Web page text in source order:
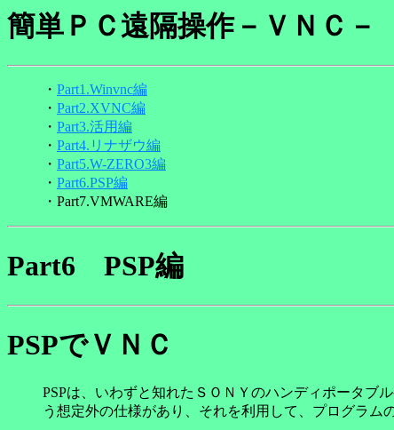
簡単ＰＣ遠隔操作－ＶＮ
・ Part1.Winvnc編
・ Part2.XVNC編
・ Part3.活用編
・ Part4.リナザウ編
・ Part5.W-ZERO3編
・ Part6.PSP編
・Part7.VMWARE編
Part6 PSP編
PSPでＶＮＣ
PSPは、いわずと知れたＳＯＮＹのハンディポータブ
う想定外の仕様があり、それを利用して、プログラム